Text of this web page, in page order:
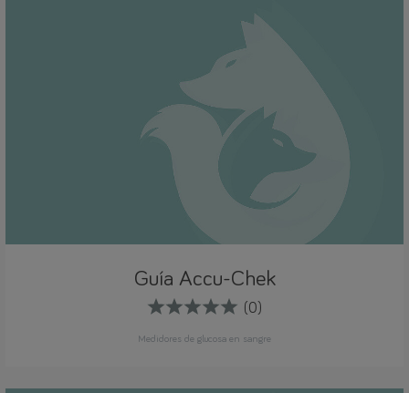
Guía Accu-Chek
(0)
Medidores de glucosa en sangre